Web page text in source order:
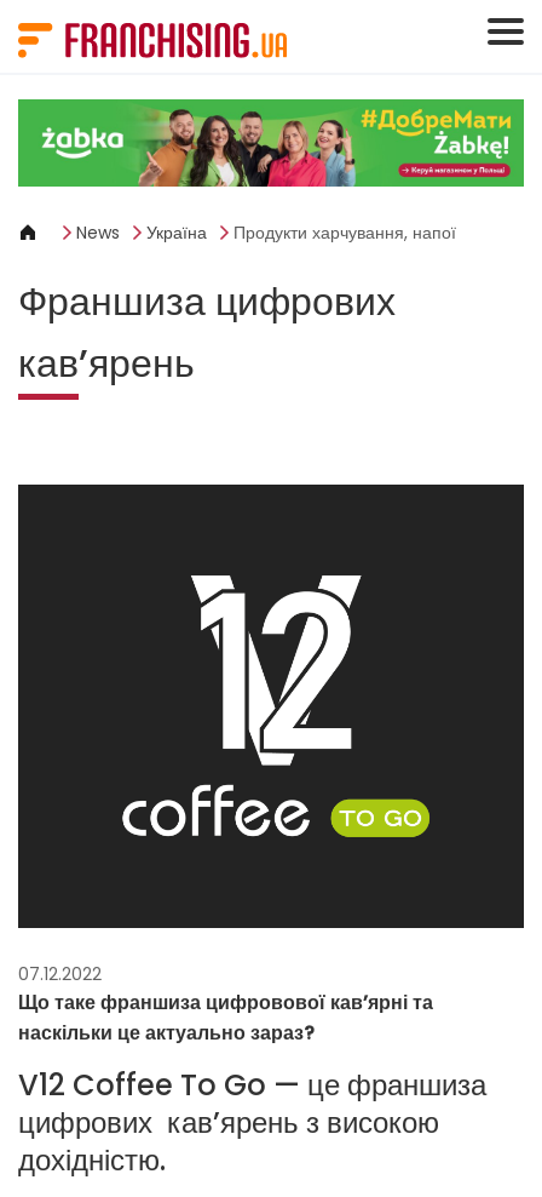
News Україна Продукти харчування, напої
Франшиза цифрових
кав’ярень
07.12.2022
Що таке франшиза цифровової кав’ярні та
наскільки це актуально зараз?
V12 Coffee To Go — це франшиза
цифрових кав’ярень з високою
дохідністю.